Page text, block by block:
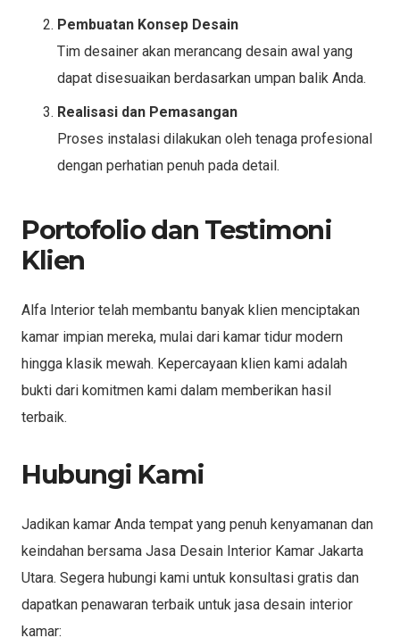
Pembuatan Konsep Desain
Tim desainer akan merancang desain awal yang
dapat disesuaikan berdasarkan umpan balik Anda.
Realisasi dan Pemasangan
Proses instalasi dilakukan oleh tenaga profesional
dengan perhatian penuh pada detail.
Portofolio dan Testimoni
Klien
Alfa Interior telah membantu banyak klien menciptakan
kamar impian mereka, mulai dari kamar tidur modern
hingga klasik mewah. Kepercayaan klien kami adalah
bukti dari komitmen kami dalam memberikan hasil
terbaik.
Hubungi Kami
Jadikan kamar Anda tempat yang penuh kenyamanan dan
keindahan bersama Jasa Desain Interior Kamar Jakarta
Utara. Segera hubungi kami untuk konsultasi gratis dan
dapatkan penawaran terbaik untuk jasa desain interior
kamar: